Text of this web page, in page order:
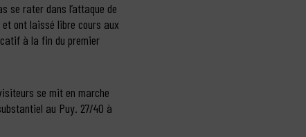
se rater dans l’attaque de
ont laissé libre cours aux
à la fin du premier
se mit en marche
au Puy. 27/40 à